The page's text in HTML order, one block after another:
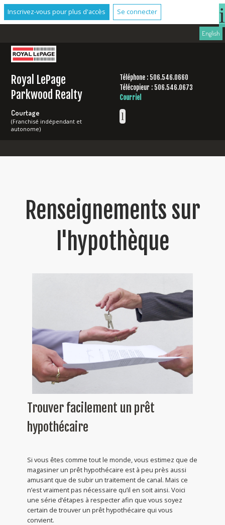
Inscrivez-vous pour plus d'accès Se connecter
English
Royal LePage
Parkwood Realty
Courtage
(Franchisé indépendant et
autonome)
Téléphone : 506.546.0660
Télécopieur : 506.546.0673
Courriel
Renseignements sur
l'hypothèque
Trouver facilement un prêt
hypothécaire
Si vous êtes comme tout le monde, vous estimez que de
magasiner un prêt hypothécaire est à peu près aussi
amusant que de subir un traitement de canal. Mais ce
n’est vraiment pas nécessaire qu’il en soit ainsi. Voici
une série d’étapes à respecter afin que vous soyez
certain de trouver un prêt hypothécaire qui vous
convient.